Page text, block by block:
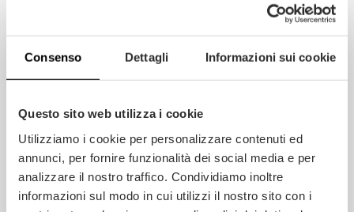
Consenso Dettagli Informazioni sui cookie
Questo sito web utilizza i cookie
Utilizziamo i cookie per personalizzare contenuti ed
annunci, per fornire funzionalità dei social media e per
analizzare il nostro traffico. Condividiamo inoltre
informazioni sul modo in cui utilizzi il nostro sito con i
superficie en un elemento
decorativo capaz de
aportar elegancia, calidez
ambientes.
INFORMACIÓN EXTRA